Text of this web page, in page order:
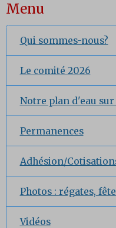
Menu
Qui sommes-nous?
Le comité 2026
Notre plan d'eau sur
Permanences
Adhésion/
Photos : régates,
Vidéos